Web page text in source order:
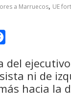
a Marruecos, UE
c
e
b
del
ni de
hacia la